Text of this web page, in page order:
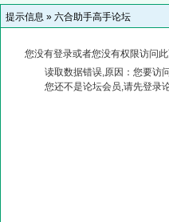
提示信息 » 六合助手高手论坛
您没有登录或者您没有权限访问
读取数据错误,原因：您要访
您还不是论坛会员,请先登录